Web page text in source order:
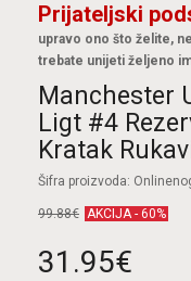
Prijateljski
upravo ono što želite,
trebate unijeti željeno
Manchester
Ligt #4
Kratak
Šifra proizvoda:
99.88€ AKCIJA - 60%
31.95€